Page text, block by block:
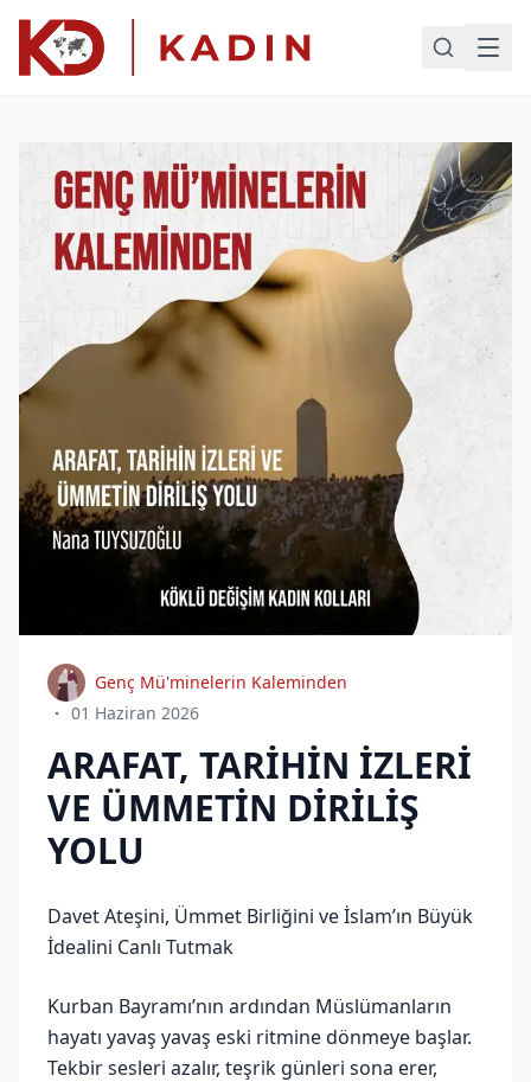
Genç Mü'minelerin Kaleminden
01 Haziran 2026
ARAFAT, TARİHİN İZLERİ
VE ÜMMETİN DİRİLİŞ
YOLU
Davet Ateşini, Ümmet Birliğini ve İslam’ın Büyük
İdealini Canlı Tutmak
Kurban Bayramı’nın ardından Müslümanların
hayatı yavaş yavaş eski ritmine dönmeye başlar.
Tekbir sesleri azalır, teşrik günleri sona erer,